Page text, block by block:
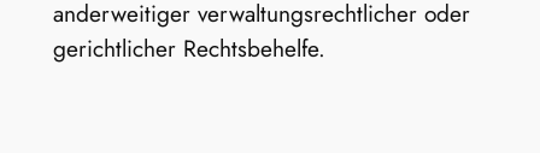
anderweitiger verwaltungsrechtlicher oder
gerichtlicher Rechtsbehelfe.